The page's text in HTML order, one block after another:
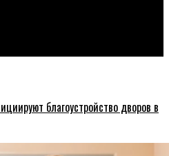
благоустройство дворов в